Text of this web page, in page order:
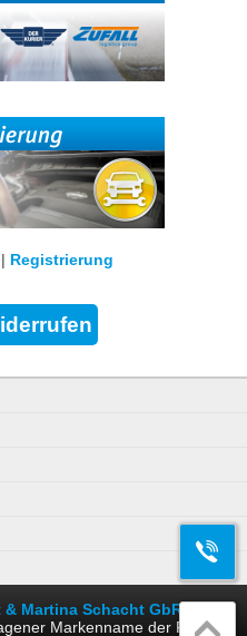
| Registrierung
Martina Schacht GbR
Markenname der Firma